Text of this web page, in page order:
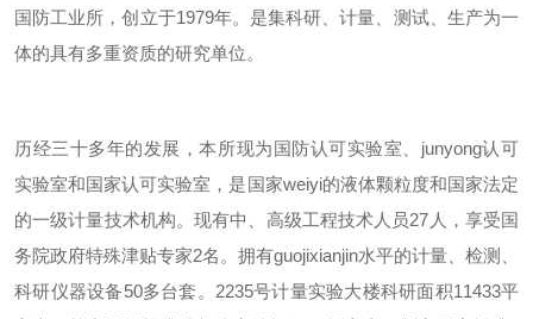
国防工业所，创立于1979年。是集科研、计量、测试、生产为一
体的具有多重资质的研究单位。
历经三十多年的发展，本所现为国防认可实验室、 junyong认可
实验室和国家认可实验室，是国家weiyi的液体颗粒度和国家法定
的一级计量技术机构。现有中、高级工程技术人员27 人，享受国
务院政府特殊津贴专家2名。拥有guojixianjin水平的计量、检测、
科研仪器设备50多台套。 2235号计量实验大楼科研面积11433平